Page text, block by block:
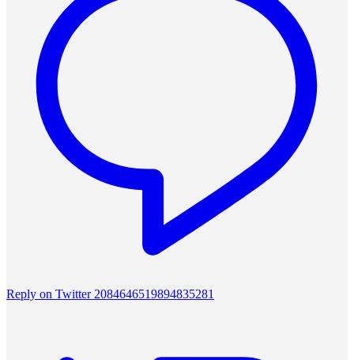
Reply on Twitter 2084646519894835281